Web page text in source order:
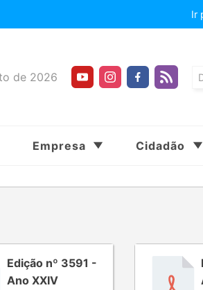
Ir
de 2026
Empresa Cidadão
Edição nº 3591 -
Ano XXIV